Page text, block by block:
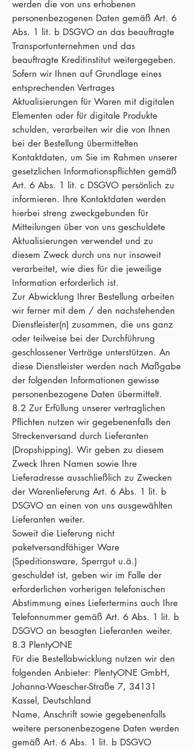
werden die von uns erhobenen
personenbezogenen Daten gemäß Art. 6
Abs. 1 lit. b DSGVO an das beauftragte
Transportunternehmen und das
beauftragte Kreditinstitut weitergegeben.
Sofern wir Ihnen auf Grundlage eines
entsprechenden Vertrages
Aktualisierungen für Waren mit digitalen
Elementen oder für digitale Produkte
schulden, verarbeiten wir die von Ihnen
bei der Bestellung übermittelten
Kontaktdaten, um Sie im Rahmen unserer
gesetzlichen Informationspflichten gemäß
Art. 6 Abs. 1 lit. c DSGVO persönlich zu
informieren. Ihre Kontaktdaten werden
hierbei streng zweckgebunden für
Mitteilungen über von uns geschuldete
Aktualisierungen verwendet und zu
diesem Zweck durch uns nur insoweit
verarbeitet, wie dies für die jeweilige
Information erforderlich ist.
Zur Abwicklung Ihrer Bestellung arbeiten
wir ferner mit dem / den nachstehenden
Dienstleister(n) zusammen, die uns ganz
oder teilweise bei der Durchführung
geschlossener Verträge unterstützen. An
diese Dienstleister werden nach Maßgabe
der folgenden Informationen gewisse
personenbezogene Daten übermittelt.
8.2 Zur Erfüllung unserer vertraglichen
Pflichten nutzen wir gegebenenfalls den
Streckenversand durch Lieferanten
(Dropshipping). Wir geben zu diesem
Zweck Ihren Namen sowie Ihre
Lieferadresse ausschließlich zu Zwecken
der Warenlieferung Art. 6 Abs. 1 lit. b
DSGVO an einen von uns ausgewählten
Lieferanten weiter.
Soweit die Lieferung nicht
paketversandfähiger Ware
(Speditionsware, Sperrgut u.ä.)
geschuldet ist, geben wir im Falle der
erforderlichen vorherigen telefonischen
Abstimmung eines Liefertermins auch Ihre
Telefonnummer gemäß Art. 6 Abs. 1 lit. b
DSGVO an besagten Lieferanten weiter.
8.3 PlentyONE
Für die Bestellabwicklung nutzen wir den
folgenden Anbieter: PlentyONE GmbH,
Johanna-Waescher-Straße 7, 34131
Kassel, Deutschland
Name, Anschrift sowie gegebenenfalls
weitere personenbezogene Daten werden
gemäß Art. 6 Abs. 1 lit. b DSGVO